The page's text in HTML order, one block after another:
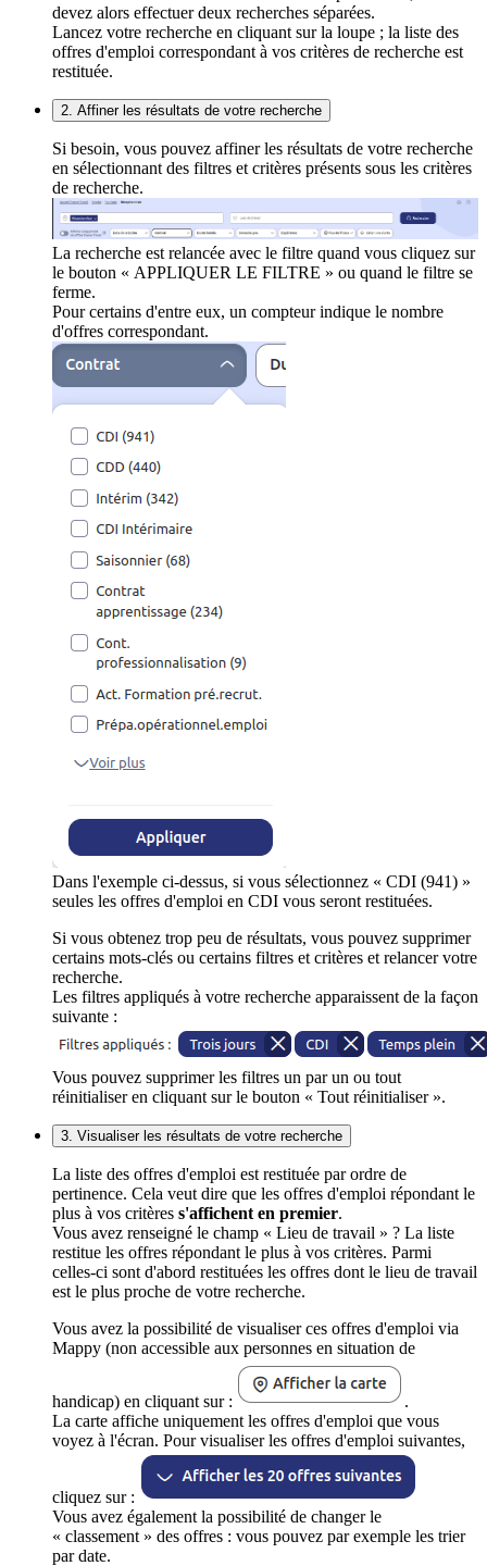
devez alors effectuer deux recherches séparées.
Lancez votre recherche en cliquant sur la loupe ; la liste des
offres d'emploi correspondant à vos critères de recherche est
restituée.
2. Affiner les résultats de votre recherche
Si besoin, vous pouvez affiner les résultats de votre recherche
en sélectionnant des filtres et critères présents sous les critères
de recherche.
La recherche est relancée avec le filtre quand vous cliquez sur
le bouton « APPLIQUER LE FILTRE » ou quand le filtre se
ferme.
Pour certains d'entre eux, un compteur indique le nombre
d'offres correspondant.
Dans l'exemple ci-dessus, si vous sélectionnez « CDI (941) »
seules les offres d'emploi en CDI vous seront restituées.
Si vous obtenez trop peu de résultats, vous pouvez supprimer
certains mots-clés ou certains filtres et critères et relancer votre
recherche.
Les filtres appliqués à votre recherche apparaissent de la façon
suivante :
Vous pouvez supprimer les filtres un par un ou tout
réinitialiser en cliquant sur le bouton « Tout réinitialiser ».
3. Visualiser les résultats de votre recherche
La liste des offres d'emploi est restituée par ordre de
pertinence. Cela veut dire que les offres d'emploi répondant le
plus à vos critères s'affichent en premier.
Vous avez renseigné le champ « Lieu de travail » ? La liste
restitue les offres répondant le plus à vos critères. Parmi
celles-ci sont d'abord restituées les offres dont le lieu de travail
est le plus proche de votre recherche.
Vous avez la possibilité de visualiser ces offres d'emploi via
Mappy (non accessible aux personnes en situation de
handicap) en cliquant sur :
.
La carte affiche uniquement les offres d'emploi que vous
voyez à l'écran. Pour visualiser les offres d'emploi suivantes,
cliquez sur :
Vous avez également la possibilité de changer le
« classement » des offres : vous pouvez par exemple les trier
par date.